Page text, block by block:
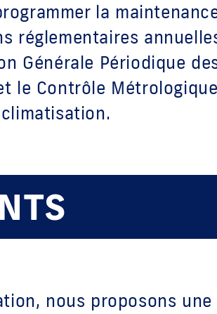
la
réglementaires
Générale Périodique
le Contrôle
nous proposons